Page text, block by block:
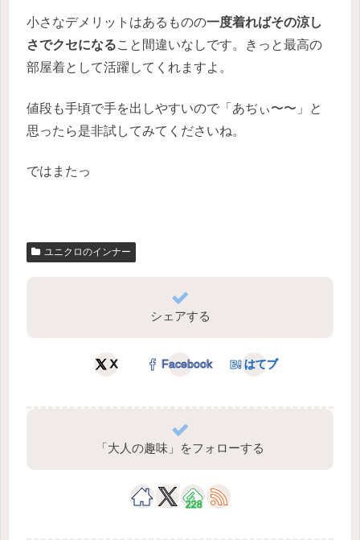
小さなデメリットはあるものの一度着ればその涼し
さでクセになること間違いなしです。きっと最高の
部屋着として活躍してくれますよ。
値段も手頃で手を出しやすいので「あぢぃ〜〜」と
思ったら是非試してみてくださいね。
ではまたっ
ユニクロのインナー
シェアする
X Facebook はてブ
「大人の趣味」をフォローする
228